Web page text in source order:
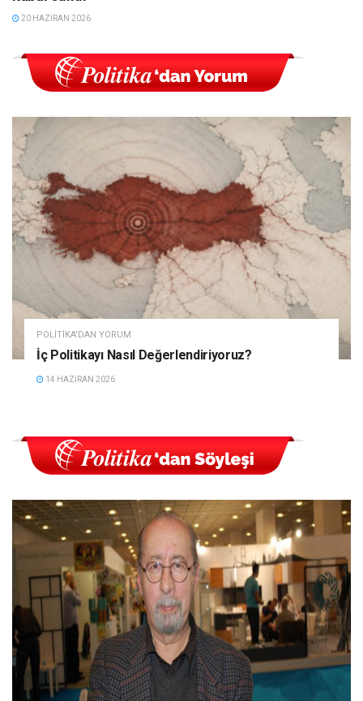
20 HAZIRAN 2026
POLITIKA'DAN YORUM
İç Politikayı Nasıl Değerlendiriyoruz?
14 HAZIRAN 2026